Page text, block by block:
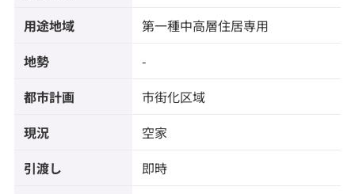
用途地域 第一種中高層住居専用
地勢 -
都市計画 市街化区域
現況 空家
引渡し 即時